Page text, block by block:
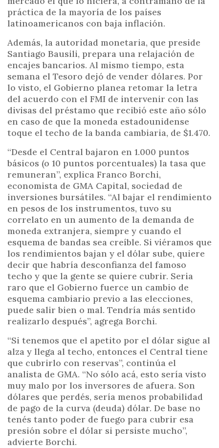
práctica de la mayoría de los países
latinoamericanos con baja inflación.
Además, la autoridad monetaria, que preside
Santiago Bausili, prepara una relajación de
encajes bancarios. Al mismo tiempo, esta
semana el Tesoro dejó de vender dólares. Por
lo visto, el Gobierno planea retomar la letra
del acuerdo con el FMI de intervenir con las
divisas del préstamo que recibió este año sólo
en caso de que la moneda estadounidense
toque el techo de la banda cambiaria, de $1.470.
“Desde el Central bajaron en 1.000 puntos
básicos (o 10 puntos porcentuales) la tasa que
remuneran”, explica Franco Borchi,
economista de GMA Capital, sociedad de
inversiones bursátiles. “Al bajar el rendimiento
en pesos de los instrumentos, tuvo su
correlato en un aumento de la demanda de
moneda extranjera, siempre y cuando el
esquema de bandas sea creíble. Si viéramos que
los rendimientos bajan y el dólar sube, quiere
decir que habría desconfianza del famoso
techo y que la gente se quiere cubrir. Seria
raro que el Gobierno fuerce un cambio de
esquema cambiario previo a las elecciones,
puede salir bien o mal. Tendría más sentido
realizarlo después”, agrega Borchi.
“Si tenemos que el apetito por el dólar sigue al
alza y llega al techo, entonces el Central tiene
que cubrirlo con reservas”, continúa el
analista de GMA. “No sólo acá, esto sería visto
muy malo por los inversores de afuera. Son
dólares que perdés, sería menos probabilidad
de pago de la curva (deuda) dólar. De base no
tenés tanto poder de fuego para cubrir esa
presión sobre el dólar si persiste mucho”,
advierte Borchi.